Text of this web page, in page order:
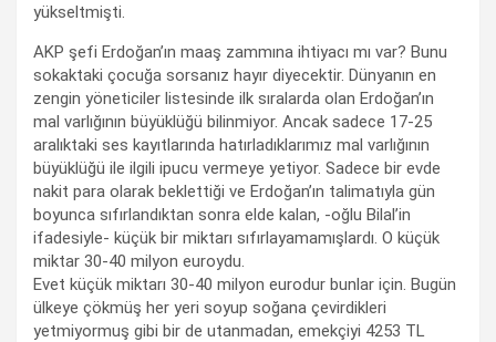
yükseltmişti.
AKP şefi Erdoğan’ın maaş zammına ihtiyacı mı var? Bunu
sokaktaki çocuğa sorsanız hayır diyecektir. Dünyanın en
zengin yöneticiler listesinde ilk sıralarda olan Erdoğan’ın
mal varlığının büyüklüğü bilinmiyor. Ancak sadece 17-25
aralıktaki ses kayıtlarında hatırladıklarımız mal varlığının
büyüklüğü ile ilgili ipucu vermeye yetiyor. Sadece bir evde
nakit para olarak beklettiği ve Erdoğan’ın talimatıyla gün
boyunca sıfırlandıktan sonra elde kalan, -oğlu Bilal’in
ifadesiyle- küçük bir miktarı sıfırlayamamışlardı. O küçük
miktar 30-40 milyon euroydu.
Evet küçük miktarı 30-40 milyon eurodur bunlar için. Bugün
ülkeye çökmüş her yeri soyup soğana çevirdikleri
yetmiyormuş gibi bir de utanmadan, emekçiyi 4253 TL